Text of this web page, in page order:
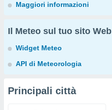
Maggiori informazioni
Il Meteo sul tuo sito Web
Widget Meteo
API di Meteorologia
Principali città